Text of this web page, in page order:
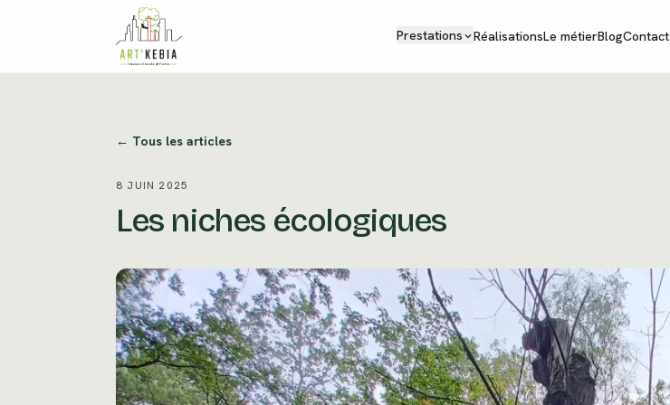
Prestations RéalisationsLe métierBlogContact
← Tous les articles
8 JUIN 2025
Les niches écologiques